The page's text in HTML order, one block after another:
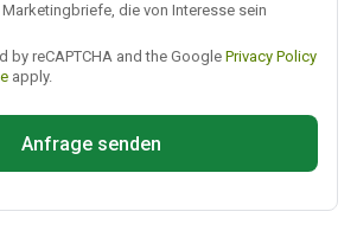
die von Interesse sein
by reCAPTCHA and the Google Privacy Policy
apply.
Anfrage senden